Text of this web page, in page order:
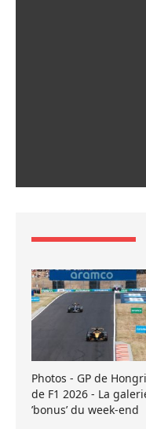
Photos - GP de
de F1 2026 - La
’bonus’ du week-end